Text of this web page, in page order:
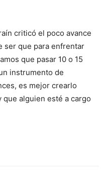
criticó el poco avance
ser que para enfrentar
que pasar 10 o 15
instrumento de
es mejor crearlo
que alguien esté a cargo